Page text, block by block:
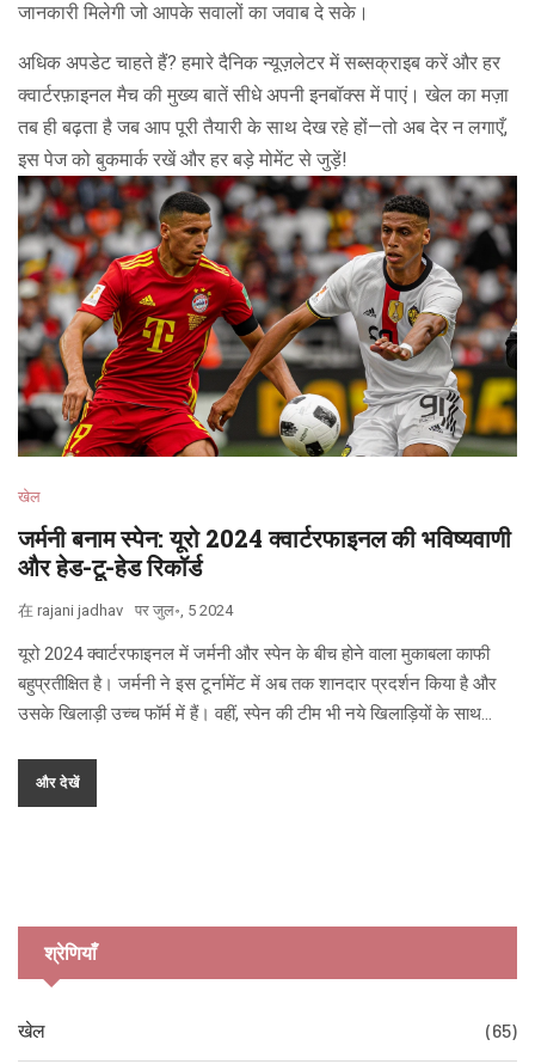
जानकारी मिलेगी जो आपके सवालों का जवाब दे सके।
अधिक अपडेट चाहते हैं? हमारे दैनिक न्यूज़लेटर में सब्सक्राइब करें और हर
क्वार्टरफ़ाइनल मैच की मुख्य बातें सीधे अपनी इनबॉक्स में पाएं। खेल का मज़ा
तब ही बढ़ता है जब आप पूरी तैयारी के साथ देख रहे हों—तो अब देर न लगाएँ,
इस पेज को बुकमार्क रखें और हर बड़े मोमेंट से जुड़ें!
खेल
जर्मनी बनाम स्पेन: यूरो 2024 क्वार्टरफाइनल की भविष्यवाणी
और हेड-टू-हेड रिकॉर्ड
在 rajani jadhav पर जुल॰, 5 2024
यूरो 2024 क्वार्टरफाइनल में जर्मनी और स्पेन के बीच होने वाला मुकाबला काफी
बहुप्रतीक्षित है। जर्मनी ने इस टूर्नामेंट में अब तक शानदार प्रदर्शन किया है और
उसके खिलाड़ी उच्च फॉर्म में हैं। वहीं, स्पेन की टीम भी नये खिलाड़ियों के साथ
रोमांचक होगा।
और देखें
श्रेणियाँ
खेल (65)